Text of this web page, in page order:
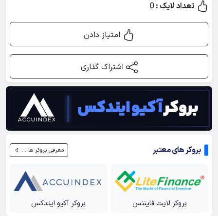
تعداد لایک :0
بروکر های معتبر معرفی بروکر ها ...
بروکر لایت فایننس بروکر آکیو ایندکس